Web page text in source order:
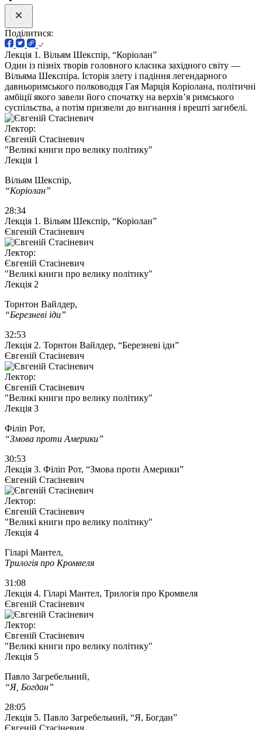
Поділитися:
Лекція 1. Вільям Шекспір, “Коріолан”
Один із пізніх творів головного класика західного світу —
Вільяма Шекспіра. Історія злету і падіння легендарного
давньоримського полководця Гая Марція Коріолана, політичні
амбіції якого завели його спочатку на верхів’я римського
суспільства, а потім призвели до вигнання і врешті загибелі.
Лектор:
Євгеній Стасіневич
"Великі книги про велику політику"
Лекція 1
Вільям Шекспір,
“Коріолан”
28:34
Лекція 1. Вільям Шекспір, “Коріолан”
Євгеній Стасіневич
Лектор:
Євгеній Стасіневич
"Великі книги про велику політику"
Лекція 2
Торнтон Вайлдер,
“Березневі іди”
32:53
Лекція 2. Торнтон Вайлдер, “Березневі іди”
Євгеній Стасіневич
Лектор:
Євгеній Стасіневич
"Великі книги про велику політику"
Лекція 3
Філіп Рот,
“Змова проти Америки”
30:53
Лекція 3. Філіп Рот, “Змова проти Америки”
Євгеній Стасіневич
Лектор:
Євгеній Стасіневич
"Великі книги про велику політику"
Лекція 4
Гіларі Мантел,
Трилогія про Кромвеля
31:08
Лекція 4. Гіларі Мантел, Трилогія про Кромвеля
Євгеній Стасіневич
Лектор:
Євгеній Стасіневич
"Великі книги про велику політику"
Лекція 5
Павло Загребельний,
“Я, Богдан”
28:05
Лекція 5. Павло Загребельний, “Я, Богдан”
Євгеній Стасіневич